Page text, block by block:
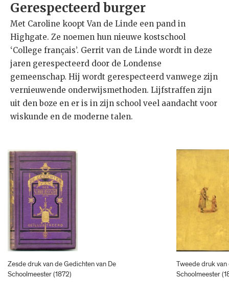
Gerespecteerd burger
Met Caroline koopt Van de Linde een pand in
Highgate. Ze noemen hun nieuwe kostschool
‘College français’. Gerrit van de Linde wordt in deze
jaren gerespecteerd door de Londense
gemeenschap. Hij wordt gerespecteerd vanwege zijn
vernieuwende onderwijsmethoden. Lijfstraffen zijn
uit den boze en er is in zijn school veel aandacht voor
wiskunde en de moderne talen.
Zesde druk van de Gedichten van De
Schoolmeester (1872)
Tweede druk
Schoolmeester